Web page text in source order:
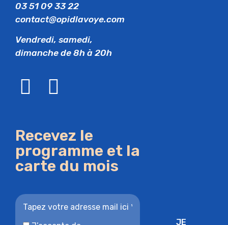
03 51 09 33 22
contact@opidlavoye.com
Vendredi, samedi,
dimanche de 8h à 20h
Recevez le
programme et la
carte du mois